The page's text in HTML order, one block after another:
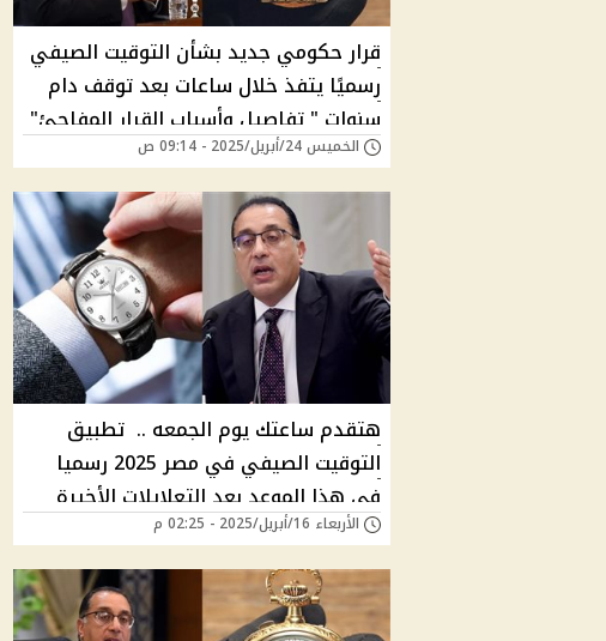
قرار حكومي جديد بشأن التوقيت الصيفي
رسميًا يتفذ خلال ساعات بعد توقف دام
سنوات " تفاصيل وأسباب القرار المفاجئ"
الخميس 24/أبريل/2025 - 09:14 ص
هتقدم ساعتك يوم الجمعه .. تطبيق
التوقيت الصيفي في مصر 2025 رسميا
في هذا الموعد بعد التعلايلات الأخيرة
بالقانون الجديد
الأربعاء 16/أبريل/2025 - 02:25 م